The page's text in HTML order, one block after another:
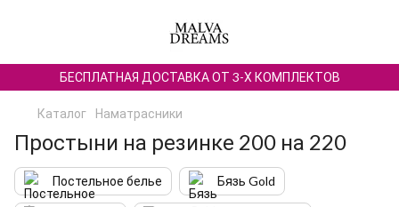
БЕСПЛАТНАЯ ДОСТАВКА ОТ 3-Х КОМПЛЕКТОВ
Каталог Наматрасники
Простыни на резинке 200 на 220
Постельное белье Бязь Gold